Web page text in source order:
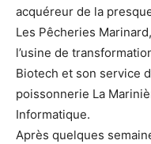
acquéreur de la
Les Pêcheries
l’usine de
Biotech et son service
poissonnerie La
Informatique.
Après quelques